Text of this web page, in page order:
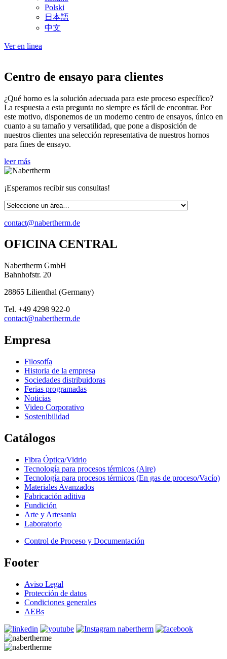
Polski
日本語
中文
Ver en linea
Centro de ensayo para clientes
¿Qué horno es la solución adecuada para este proceso específico?
La respuesta a esta pregunta no siempre es fácil de encontrar. Por
este motivo, disponemos de un moderno centro de ensayos, único en
cuanto a su tamaño y versatilidad, que pone a disposición de
nuestros clientes una selección representativa de nuestros hornos
para fines de ensayo.
leer más
¡Esperamos recibir sus consultas!
contact@nabertherm.de
OFICINA CENTRAL
Nabertherm GmbH
Bahnhofstr. 20
28865 Lilienthal (Germany)
Tel. +49 4298 922-0
contact@nabertherm.de
Empresa
Filosofía
Historia de la empresa
Sociedades distribuidoras
Ferias programadas
Noticias
Video Corporativo
Sostenibilidad
Catálogos
Fibra Óptica/Vidrio
Tecnología para procesos térmicos (Aire)
Tecnología para procesos térmicos (En gas de proceso/Vacío)
Materiales Avanzados
Fabricación aditiva
Fundición
Arte y Artesania
Laboratorio
Control de Proceso y Documentación
Footer
Aviso Legal
Protección de datos
Condiciones generales
AEBs